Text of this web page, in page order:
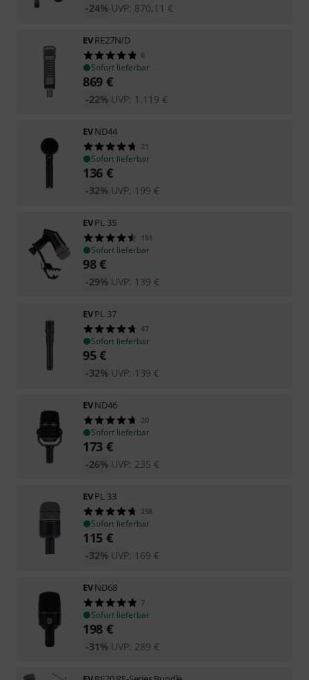
UVP: 870,11 €
-24%
EVRE27N/D
6
Sofort lieferbar
869 €
UVP: 1.119 €
-22%
EVND44
21
Sofort lieferbar
136 €
UVP: 199 €
-32%
EVPL 35
151
Sofort lieferbar
98€
UVP: 139 €
-29%
EVPL 37
47
Sofort lieferbar
95€
UVP: 139 €
-32%
EVND46
20
Sofort lieferbar
173 €
UVP: 235 €
-26%
EVPL 33
258
Sofort lieferbar
115 €
UVP: 169 €
-32%
EVND68
7
Sofort lieferbar
198 €
UVP: 289 €
-31%